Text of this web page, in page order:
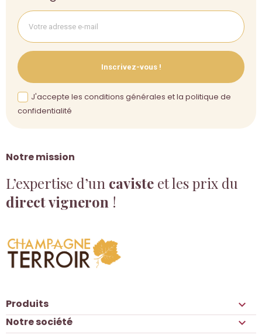
Notre mission
L’expertise d’un caviste et les prix du
direct vigneron !
Inscrivez-vous !
J'accepte les conditions générales et la politique de
confidentialité
Produits 
Notre société 